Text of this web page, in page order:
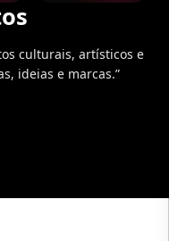
culturais, artísticos e
ideias e marcas.”